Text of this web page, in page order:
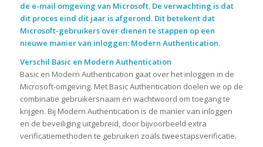
de e-mail omgeving van Microsoft. De verwachting is dat
dit proces eind dit jaar is afgerond. Dit betekent dat
Microsoft-gebruikers over dienen te stappen op een
nieuwe manier van inloggen: Modern Authentication.
Verschil Basic en Modern Authentication
Basic en Modern Authentication gaat over het inloggen in de
Microsoft-omgeving. Met Basic Authentication doelen we op de
combinatie gebruikersnaam en wachtwoord om toegang te
krijgen. Bij Modern Authentication is de manier van inloggen
en de beveiliging uitgebreid, door bijvoorbeeld extra
verificatiemethoden te gebruiken zoals tweestapsverificatie.